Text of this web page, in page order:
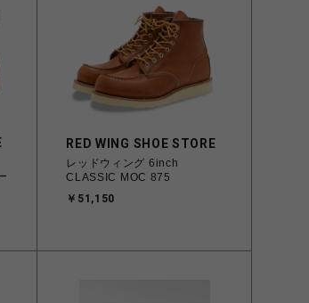
RED WING SHOE STORE
レッドウィング 6inch
CLASSIC MOC 875
￥51,150